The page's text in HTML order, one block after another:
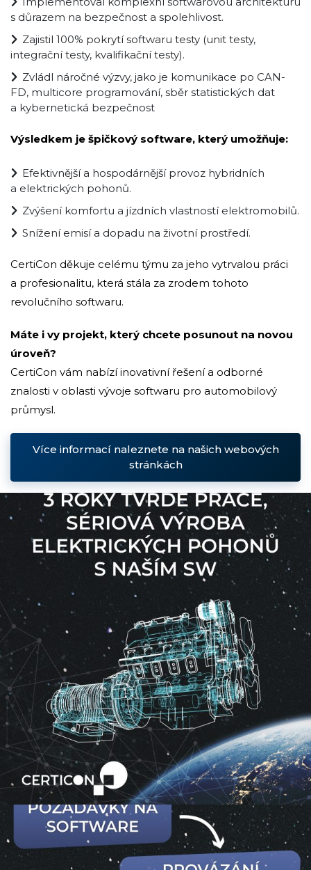
s důrazem na bezpečnost a spolehlivost.
Zajistil 100% pokrytí softwaru testy (unit testy,
integrační testy, kvalifikační testy).
Zvládl náročné výzvy, jako je komunikace po CAN-
FD, multicore programování, sběr statistických dat
a kybernetická bezpečnost
Výsledkem je špičkový software, který umožňuje:
Efektivnější a hospodárnější provoz hybridních
a elektrických pohonů.
Zvýšení komfortu a jízdních vlastností elektromobilů.
Snížení emisí a dopadu na životní prostředí.
CertiCon děkuje celému týmu za jeho vytrvalou práci
a profesionalitu, která stála za zrodem tohoto
revolučního softwaru.
Máte i vy projekt, který chcete posunout na novou
úroveň?
CertiCon vám nabízí inovativní řešení a odborné
znalosti v oblasti vývoje softwaru pro automobilový
průmysl.
Více informací naleznete na našich webových
stránkách